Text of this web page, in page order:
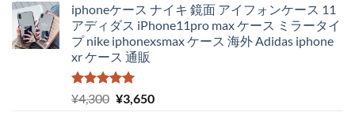
iphoneケース ナイキ 鏡面 アイフォンケース 11
アディダス iPhone11pro max ケース ミラータイ
プ nike iphonexsmax ケース 海外 Adidas iphone
xr ケース 通販
5段階中
5.00
の評価
¥4,300 元
¥3,650現